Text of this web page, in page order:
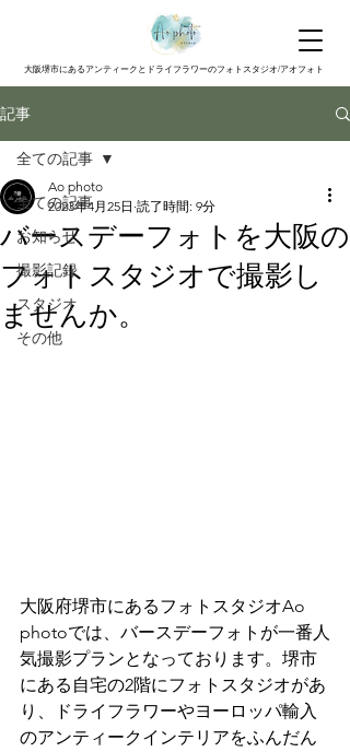
大阪堺市にあるアンティークとドライフラワーのフォトスタジオ/アオフォト
記事
全ての記事
お知らせ
撮影記録
スタジオ
その他
全ての記事
バースデーフォトを大阪の
フォトスタジオで撮影し
ませんか。
Ao photo
2023年4月25日 読了時間: 9分
大阪府堺市にあるフォトスタジオAo
photoでは、バースデーフォトが一番人
気撮影プランとなっております。堺市
にある自宅の2階にフォトスタジオがあ
り、ドライフラワーやヨーロッパ輸入
のアンティークインテリアをふんだん